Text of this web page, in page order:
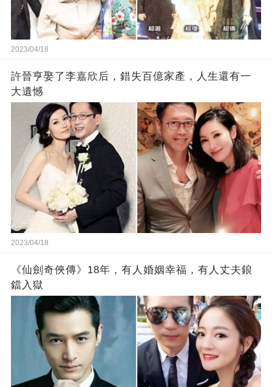
2023/04/18
許晉亨娶了李嘉欣后，錯失百億家產，人生還有一
大遺憾
2023/04/18
《仙劍奇俠傳》18年，有人婚姻幸福，有人丈夫鋃
鐺入獄